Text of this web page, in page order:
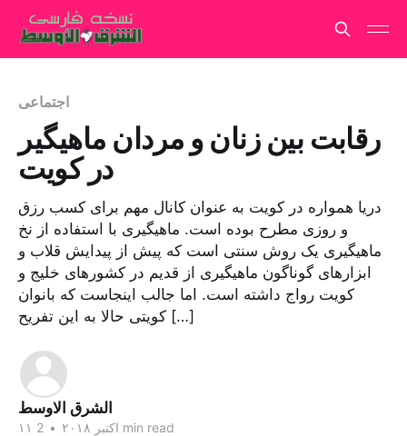
اجتماعی
رقابت بین زنان و مردان ماهیگیر
در کویت
دریا همواره در کویت به عنوان کانال مهم برای کسب رزق
و روزی مطرح بوده است. ماهیگیری با استفاده از نخ
ماهیگیری یک روش سنتی است که پیش از پیدایش قلاب و
ابزارهای گوناگون ماهیگیری از قدیم در کشورهای خلیج و
کویت رواج داشته است. اما جالب اینجاست که بانوان
کویتی حالا به این تفریح […]
الشرق الاوسط
۱۱ اکتبر ۲۰۱۸ • 2 min read